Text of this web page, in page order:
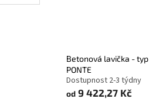
Betonová lavička - typ
PONTE
Dostupnost 2-3 týdny
od9 422,27 Kč